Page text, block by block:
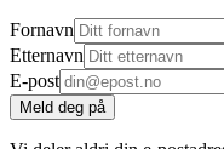
Fornavn
Etternavn
E-post
Meld deg på